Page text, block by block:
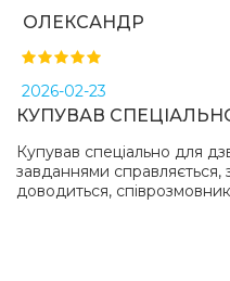
ОЛЕКСАНДР
2026-02-23
КУПУВАВ
Купував спеціально для
завданнями справляється,
доводиться,